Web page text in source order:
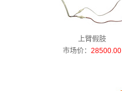
上臂假肢
市场价：28500.00